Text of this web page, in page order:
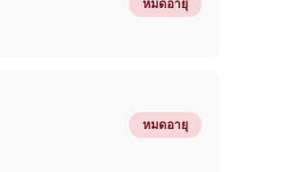
หมดอายุ
หมดอายุ